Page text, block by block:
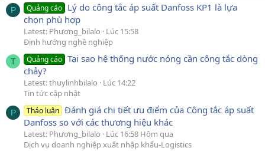
P Quảng cáo Lý do công tắc áp suất Danfoss KP1 là lựa
chọn phù hợp
Latest: Phương_bilalo
Lúc 15:58
Định hướng nghề nghiệp
T Quảng cáo Tại sao hệ thống nước nóng cần công tắc dòng
chảy?
Latest: thuylinhbilalo
Lúc 14:22
Tin tức cập nhật
P Thảo luận Đánh giá chi tiết ưu điểm của Công tắc áp suất
Danfoss so với các thương hiệu khác
Latest: Phương_bilalo
Lúc 16:58 Hôm qua
Dịch vụ doanh nghiệp xuất nhập khẩu-Logistics